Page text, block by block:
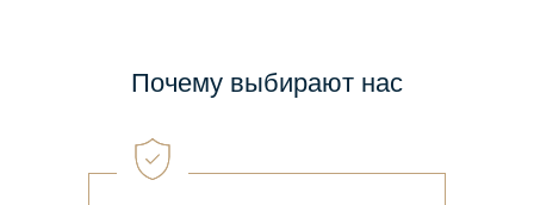
Почему выбирают нас